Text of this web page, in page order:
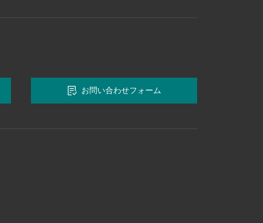
お問い合わせフォーム